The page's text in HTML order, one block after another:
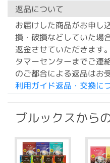
返品について
お届けした商品がお申し
損・破損などしていた場
返金させていただきます
タマーセンターまでご連
のご都合による返品はお
利用ガイド返品・交換に
ブルックスから